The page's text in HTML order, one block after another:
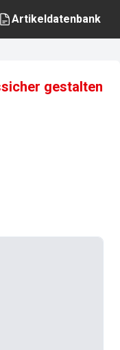
Artikeldatenbank
gestalten